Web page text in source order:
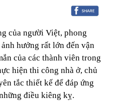
của người Việt, phong
hưởng rất lớn đến vận
của các thành viên trong
hiện thi công nhà ở, chủ
tắc thiết kế để đáp ứng
điều kiêng kỵ.